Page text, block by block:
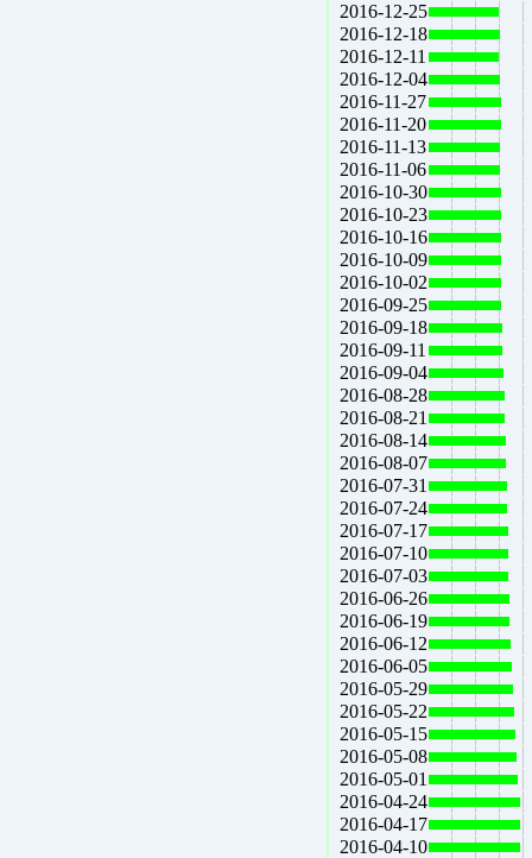
2016-12-25
2016-12-18
2016-12-11
2016-12-04
2016-11-27
2016-11-20
2016-11-13
2016-11-06
2016-10-30
2016-10-23
2016-10-16
2016-10-09
2016-10-02
2016-09-25
2016-09-18
2016-09-11
2016-09-04
2016-08-28
2016-08-21
2016-08-14
2016-08-07
2016-07-31
2016-07-24
2016-07-17
2016-07-10
2016-07-03
2016-06-26
2016-06-19
2016-06-12
2016-06-05
2016-05-29
2016-05-22
2016-05-15
2016-05-08
2016-05-01
2016-04-24
2016-04-17
2016-04-10